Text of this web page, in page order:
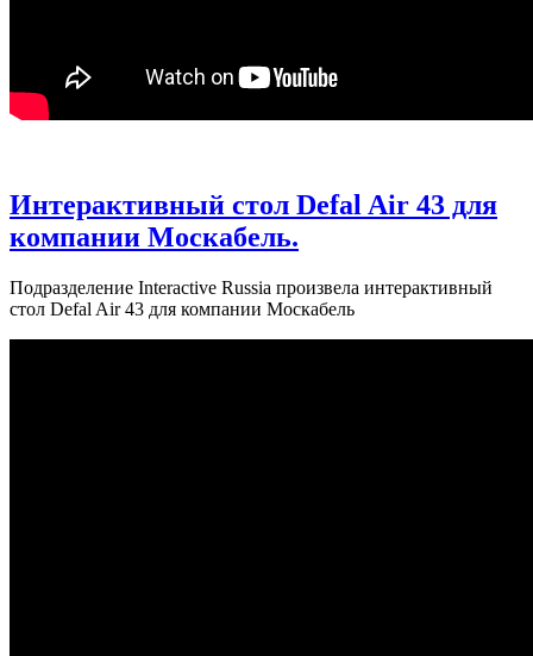
Интерактивный стол Defal Air 43 для
компании Москабель.
Подразделение Interactive Russia произвела интерактивный
стол Defal Air 43 для компании Москабель